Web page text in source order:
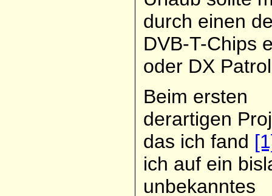
durch einen
DVB-T-Chips
oder DX
Beim ersten
derartigen
das ich fand
ich auf ein
unbekanntes